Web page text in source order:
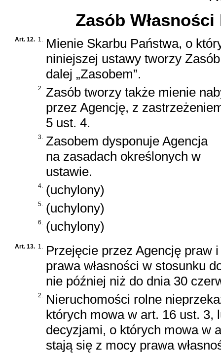
Zasób
Art. 12. 1. Mienie Skarbu Państwa, o
niniejszej ustawy tworzy
dalej „Zasobem”.
2. Zasób tworzy także mienie
przez Agencję, z
5 ust. 4.
3. Zasobem dysponuje Agencja
na zasadach określonych w
ustawie.
4. (uchylony)
5. (uchylony)
6. (uchylony)
Art. 13. 1. Przejęcie przez Agencję praw
prawa własności w stosunku
nie później niż do dnia 30
2. Nieruchomości rolne
których mowa w art. 16 ust. 3,
decyzjami, o których mowa w
stają się z mocy prawa